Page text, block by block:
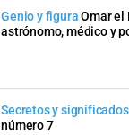
Genio y figuraOmar el
astrónomo, médico y
Secretos y significados
número 7